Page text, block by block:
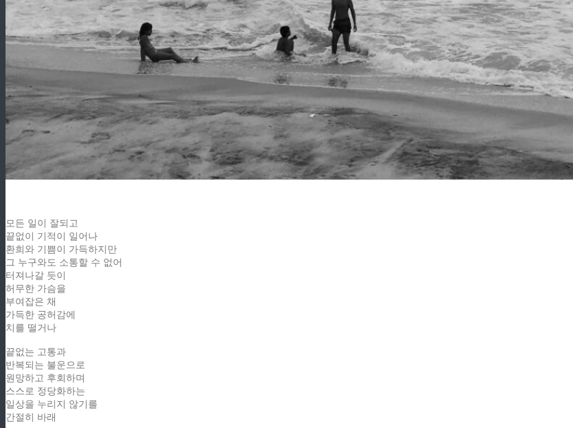
모든 일이 잘되고
끝없이 기적이 일어나
환희와 기쁨이 가득하지만
그 누구와도 소통할 수 없어
터져나갈 듯이
허무한 가슴을
부여잡은 채
가득한 공허감에
치를 떨거나
끝없는 고통과
반복되는 불운으로
원망하고 후회하며
스스로 정당화하는
일상을 누리지 않기를
간절히 바래